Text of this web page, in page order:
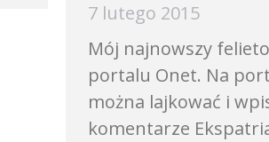
7 lutego 2015
Mój najnowszy
portalu Onet. Na
można lajkować i
komentarze